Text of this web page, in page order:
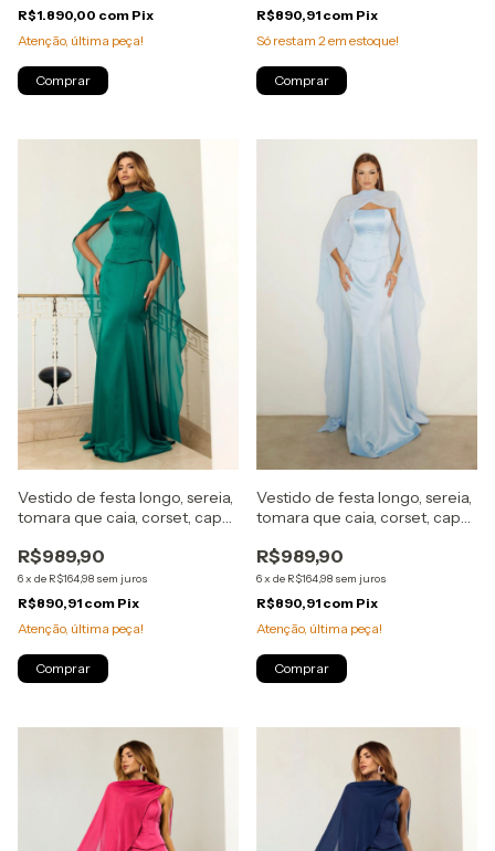
R$1.890,00 com Pix
Atenção, última peça!
Comprar
R$890,91 com Pix
Só restam 2em estoque!
Comprar
Vestido de festa longo, sereia,
tomara que caia, corset, capa
R$989,90
6x de R$164,98 sem juros
R$890,91 com Pix
Atenção, última peça!
Comprar
Vestido de festa longo, sereia,
tomara que caia, corset, capa
R$989,90
6x de R$164,98 sem juros
R$890,91 com Pix
Atenção, última peça!
Comprar